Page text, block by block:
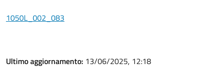
1050L_002_083
Ultimo aggiornamento: 13/06/2025, 12:18